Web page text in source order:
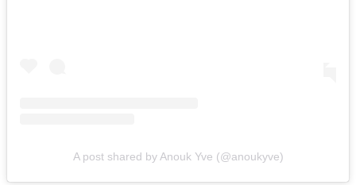
A post shared by Anouk Yve (@anoukyve)